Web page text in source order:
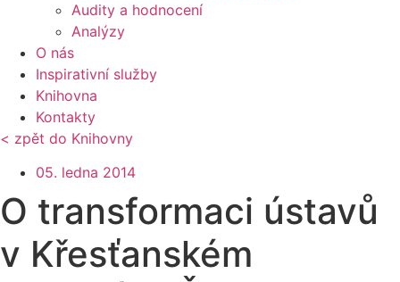
Audity a hodnocení
Analýzy
O nás
Inspirativní služby
Knihovna
Kontakty
< zpět do Knihovny
05. ledna 2014
O transformaci ústavů
v Křesťanském